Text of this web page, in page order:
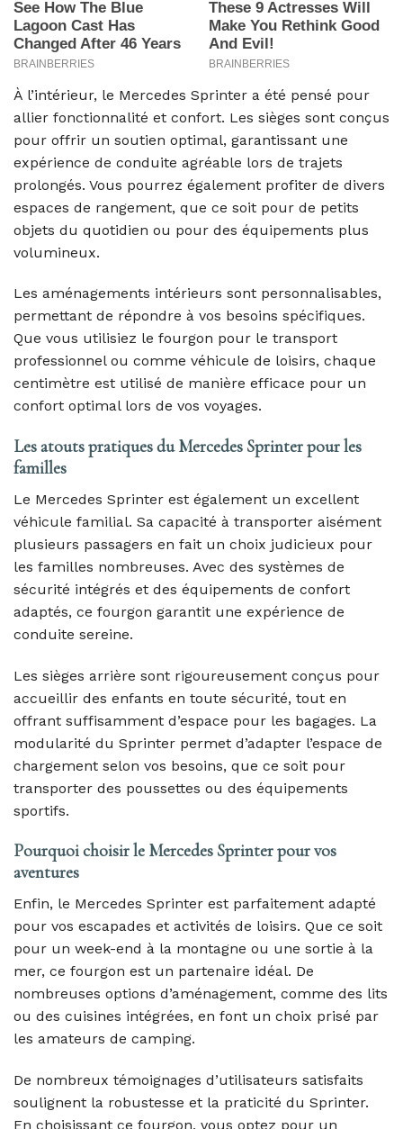
À l’intérieur, le Mercedes Sprinter a été pensé pour
allier fonctionnalité et confort. Les sièges sont conçus
pour offrir un soutien optimal, garantissant une
expérience de conduite agréable lors de trajets
prolongés. Vous pourrez également profiter de divers
espaces de rangement, que ce soit pour de petits
objets du quotidien ou pour des équipements plus
volumineux.
Les aménagements intérieurs sont personnalisables,
permettant de répondre à vos besoins spécifiques.
Que vous utilisiez le fourgon pour le transport
professionnel ou comme véhicule de loisirs, chaque
centimètre est utilisé de manière efficace pour un
confort optimal lors de vos voyages.
Les atouts pratiques du Mercedes Sprinter pour les
familles
Le Mercedes Sprinter est également un excellent
véhicule familial. Sa capacité à transporter aisément
plusieurs passagers en fait un choix judicieux pour
les familles nombreuses. Avec des systèmes de
sécurité intégrés et des équipements de confort
adaptés, ce fourgon garantit une expérience de
conduite sereine.
Les sièges arrière sont rigoureusement conçus pour
accueillir des enfants en toute sécurité, tout en
offrant suffisamment d’espace pour les bagages. La
modularité du Sprinter permet d’adapter l’espace de
chargement selon vos besoins, que ce soit pour
transporter des poussettes ou des équipements
sportifs.
Pourquoi choisir le Mercedes Sprinter pour vos
aventures
Enfin, le Mercedes Sprinter est parfaitement adapté
pour vos escapades et activités de loisirs. Que ce soit
pour un week-end à la montagne ou une sortie à la
mer, ce fourgon est un partenaire idéal. De
nombreuses options d’aménagement, comme des lits
ou des cuisines intégrées, en font un choix prisé par
les amateurs de camping.
De nombreux témoignages d’utilisateurs satisfaits
soulignent la robustesse et la praticité du Sprinter.
En choisissant ce fourgon, vous optez pour un